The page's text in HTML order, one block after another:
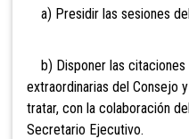
a) Presidir las sesiones
b) Disponer las citaciones
extraordinarias del Consejo
tratar, con la colaboración
Secretario Ejecutivo.